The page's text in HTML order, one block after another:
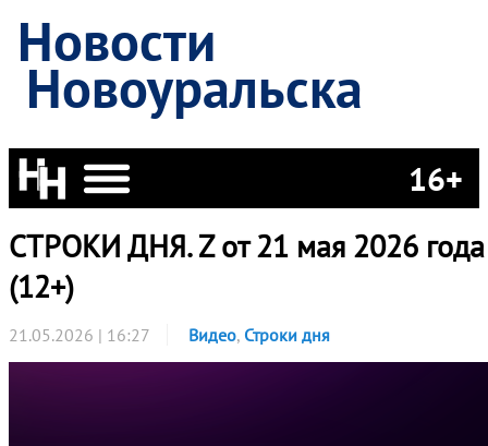
Новости
Новоуральска
16+
СТРОКИ ДНЯ. Z от 21 мая 2026 года
(12+)
21.05.2026 | 16:27 Видео, Строки дня